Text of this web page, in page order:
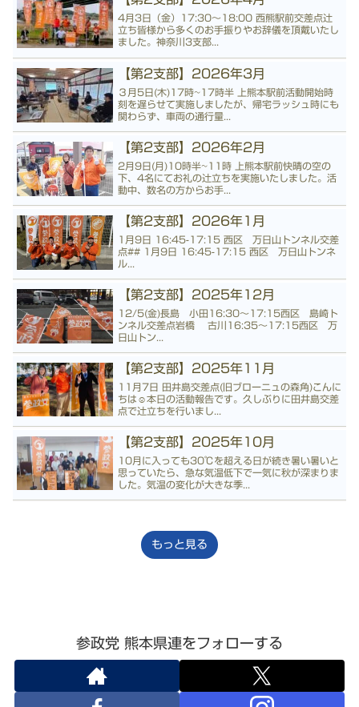
4月3日（金）17:30〜18:00 西熊駅前交差点辻
立ち皆様から多くのお手振りやお辞儀を頂戴いたし
ました。神奈川3支部...
【第2支部】2026年3月
３月5日(木)17時~17時半 上熊本駅前活動開始時
刻を遅らせて実施しましたが、帰宅ラッシュ時にも
関わらず、車両の通行量...
【第2支部】2026年2月
2月9日(月)10時半~11時 上熊本駅前快晴の空の
下、4名にてお礼の辻立ちを実施いたしました。活
動中、数名の方からお手...
【第2支部】2026年1月
1月9日 16:45-17:15 西区 万日山トンネル交差
点## 1月9日 16:45-17:15 西区 万日山トンネ
ル...
【第2支部】2025年12月
12/5(金)長島 小田16:30〜17:15西区 島崎ト
ンネル交差点岩橋 古川16:35〜17:15西区 万
日山トン...
【第2支部】2025年11月
11月7日 田井島交差点(旧ブローニュの森角)こんに
ちは☺️本日の活動報告です。久しぶりに田井島交差
点で辻立ちを行いまし...
【第2支部】2025年10月
10月に入っても30℃を超える日が続き暑い暑いと
思っていたら、急な気温低下で一気に秋が深まりま
した。気温の変化が大きな季...
もっと見る
参政党 熊本県連をフォローする